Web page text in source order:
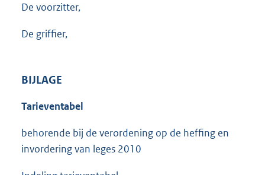
De voorzitter,
De griffier,
BIJLAGE
Tarieventabel
behorende bij de verordening op de heffing en
invordering van leges 2010